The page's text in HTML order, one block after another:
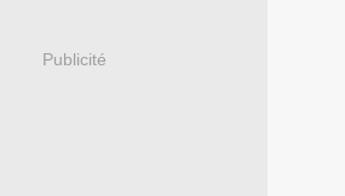
Publicité